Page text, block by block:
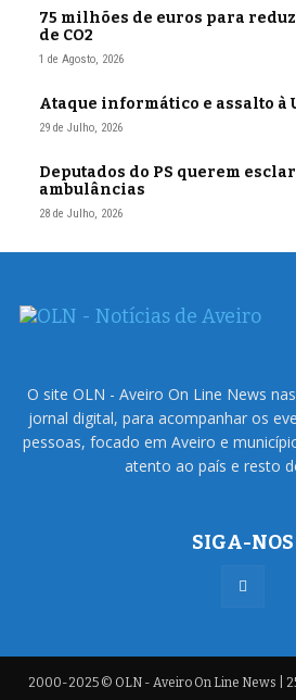
75 milhões de euros para
de CO2
1 de Agosto, 2026
Ataque informático e assalto à
29 de Julho, 2026
Deputados do PS querem
ambulâncias
28 de Julho, 2026
O site OLN - Aveiro On Line News
jornal digital, para acompanhar os
pessoas, focado em Aveiro e
atento ao país e resto
SIGA-NOS
2000-2025 © OLN - Aveiro On Line News |